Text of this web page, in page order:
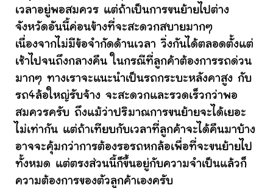
เวลาอยู่พอสมควร แต่ถ้าเป็นการขนย้ายไปต่าง
จังหวัดอันนี้ค่อนข้างที่จะสะดวกสบายมากๆ
เนื่องจากไม่มีข้อจำกัดด้านเวลา วิ่งกันได้ตลอดตั้งแต่
เช้าไปจนถึงกลางคืน ในกรณีที่ลูกค้าต้องการรถด่วน
มากๆ ทางเราจะแนะนำเป็นรถกระบะหลังคาสูง กับ
รถ4ล้อใหญ่รับจ้าง จะสะดวกและรวดเร็วกว่าพอ
สมควรครับ ถึงแม้ว่าปริมาณการขนย้ายจะได้เยอะ
ไม่เท่ากัน แต่ถ้าเทียบกับเวลาที่ลูกค้าจะได้คืนมาบ้าง
อาจจะคุ้มกว่าการต้องรอรถหกล้อเพื่อที่จะขนย้ายไป
ทั้งหมด แต่ตรงส่วนนี้ก็ขึ้นอยู่กับความจำเป็นแล้วก็
ความต้องการของตัวลูกค้าเองครับ